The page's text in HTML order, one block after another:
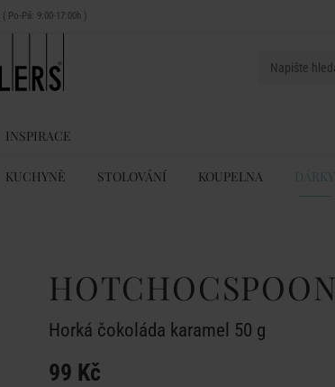
( Po-Pá: 9:00-17:00h )
INSPIRACE
KUCHYNĚ STOLOVÁNÍ KOUPELNA DÁRKY
HOTCHOCSPOON
Horká čokoláda karamel 50 g
99 Kč